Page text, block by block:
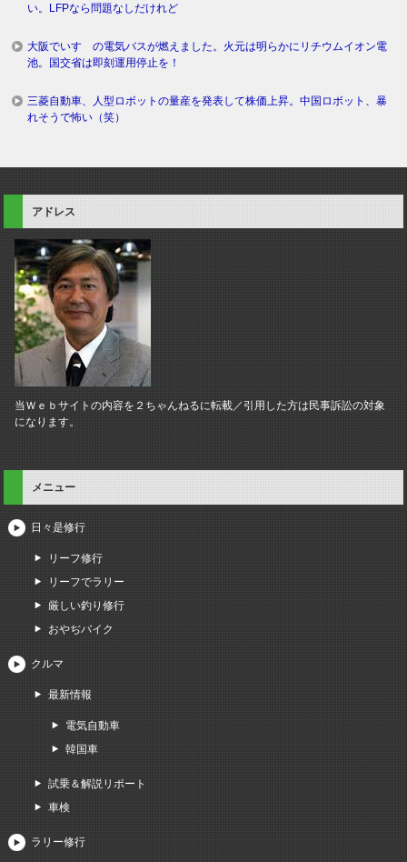
い。LFPなら問題なしだけれど
大阪でいすゞの電気バスが燃えました。火元は明らかにリチウムイオン電
池。国交省は即刻運用停止を！
三菱自動車、人型ロボットの量産を発表して株価上昇。中国ロボット、暴
れそうで怖い（笑）
アドレス
当Ｗｅｂサイトの内容を２ちゃんねるに転載／引用した方は民事訴訟の対象
になります。
メニュー
日々是修行
リーフ修行
リーフでラリー
厳しい釣り修行
おやぢバイク
クルマ
最新情報
電気自動車
韓国車
試乗＆解説リポート
車検
ラリー修行